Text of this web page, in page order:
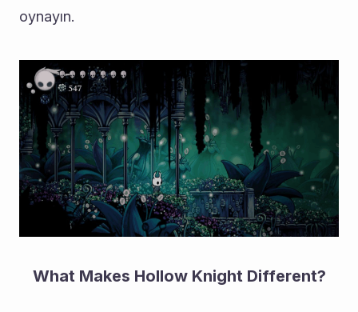
oynayın.
What Makes Hollow Knight Different?